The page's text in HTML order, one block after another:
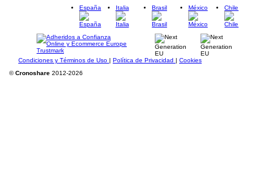
España
Italia Brasil México Chile
Condiciones y Términos de Uso | Política de Privacidad | Cookies
©Cronoshare 2012-2026